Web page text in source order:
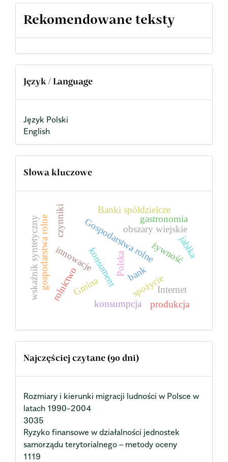
Rekomendowane teksty
Język / Language
Język Polski
English
Słowa kluczowe
konsument
Gospodarstwa rolne
innowacje
obszary wiejskie
gospodarstwa rolne spożycie
rolnictwo
Polska
konsumpcja
Gmina
czynniki
Internet
żywnośćjabłka
produkcja
gastronomia
Banki spółdzielcze
bank
wskaźnik syntetyczny
Najczęściej czytane (90 dni)
Rozmiary i kierunki migracji ludności w Polsce w
latach 1990-2004
3035
Ryzyko finansowe w działalności jednostek
samorządu terytorialnego – metody oceny
1119